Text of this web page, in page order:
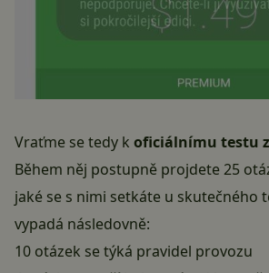
Vraťme se tedy k oficiálnímu testu
Během něj postupně projdete 25
jaké se s nimi setkáte u skutečného
vypadá následovně:
10 otázek se týká pravidel provozu